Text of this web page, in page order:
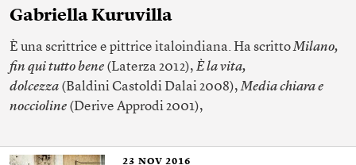
Gabriella Kuruvilla
È una scrittrice e pittrice italoindiana. Ha scrittoMilano,
fin qui tutto bene (Laterza 2012), È la vita,
dolcezza (Baldini Castoldi Dalai 2008),Media chiara e
noccioline (Derive Approdi 2001),
23 NOV 2016